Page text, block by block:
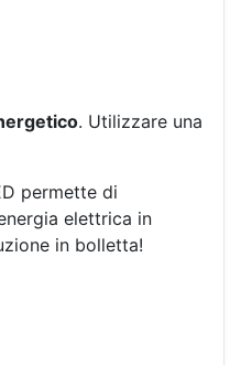
. Utilizzare una
permette di
elettrica in
in bolletta!